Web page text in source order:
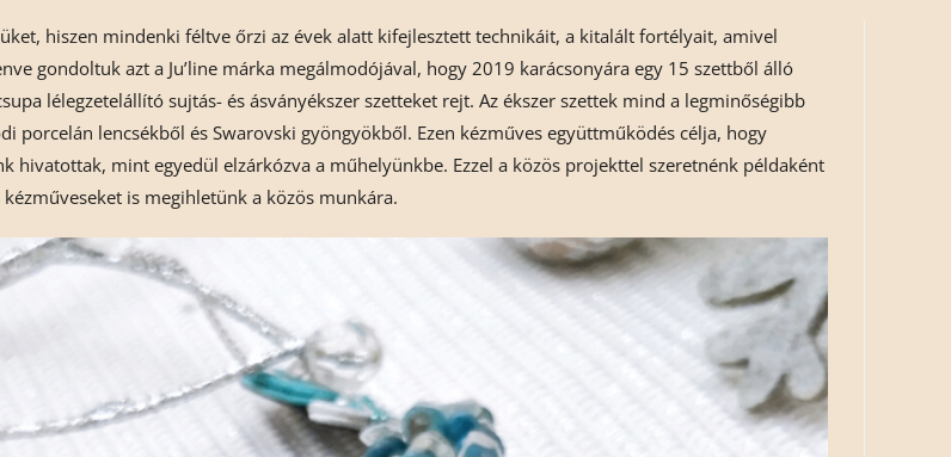
hiszen mindenki féltve őrzi az évek alatt kifejlesztett technikáit, a kitalált fortélyait, amivel
gondoltuk azt a Ju’line márka megálmodójával, hogy 2019 karácsonyára egy 15 szettből álló
lélegzetelállító sujtás- és ásványékszer szetteket rejt. Az ékszer szettek mind a legminőségibb
lencsékből és Swarovski gyöngyökből. Ezen kézműves együttműködés célja, hogy
mint egyedül elzárkózva a műhelyünkbe. Ezzel a közös projekttel szeretnénk példaként
is megihletünk a közös munkára.